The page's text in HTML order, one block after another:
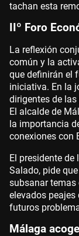
tachan esta
IIº Foro
La reflexión
común y la
que definirán el
iniciativa. En la
dirigentes de
El alcalde de
la importancia
conexiones con
El presidente
Salado, pide
subsanar temas
elevados
futuros
Málaga